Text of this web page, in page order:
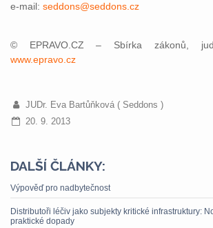
e-mail: seddons@seddons.cz
© EPRAVO.CZ – Sbírka zákonů,
www.epravo.cz
JUDr. Eva Bartůňková ( Seddons )
20. 9. 2013
DALŠÍ ČLÁNKY:
Výpověď pro nadbytečnost
Distributoři léčiv jako subjekty kritické infrastruktury:
praktické dopady